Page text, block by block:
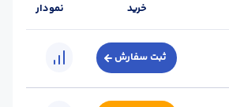
خرید نمودار
ثبت سفارش